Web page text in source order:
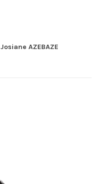
Josiane AZEBAZE